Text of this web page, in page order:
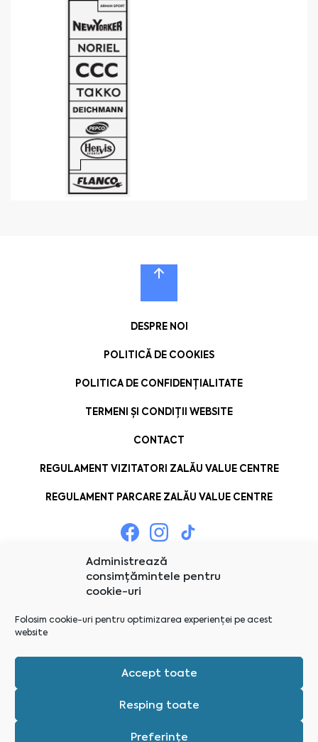
Administrează
consimțămintele pentru
cookie-uri
Folosim cookie-uri pentru optimizarea experienței pe acest
website
Accept toate
Resping toate
Preferințe
DESPRE NOI
POLITICĂ DE COOKIES
POLITICA DE CONFIDENȚIALITATE
TERMENI ȘI CONDIȚII WEBSITE
CONTACT
REGULAMENT VIZITATORI ZALĂU VALUE CENTRE
REGULAMENT PARCARE ZALĂU VALUE CENTRE